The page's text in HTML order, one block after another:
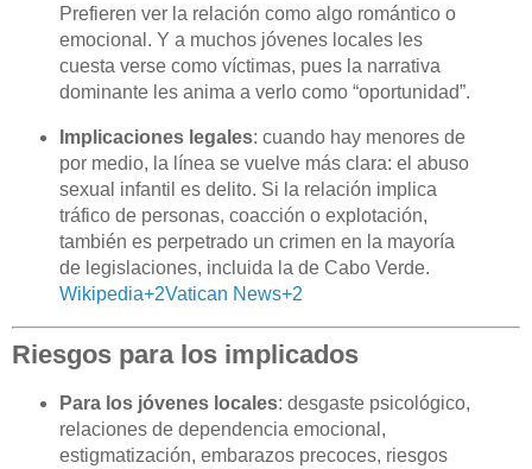
Prefieren ver la relación como algo romántico o
emocional. Y a muchos jóvenes locales les
cuesta verse como víctimas, pues la narrativa
dominante les anima a verlo como “oportunidad”.
Implicaciones legales: cuando hay menores de
por medio, la línea se vuelve más clara: el abuso
sexual infantil es delito. Si la relación implica
tráfico de personas, coacción o explotación,
también es perpetrado un crimen en la mayoría
de legislaciones, incluida la de Cabo Verde.
Wikipedia+2Vatican News+2
Riesgos para los implicados
Para los jóvenes locales: desgaste psicológico,
relaciones de dependencia emocional,
estigmatización, embarazos precoces, riesgos